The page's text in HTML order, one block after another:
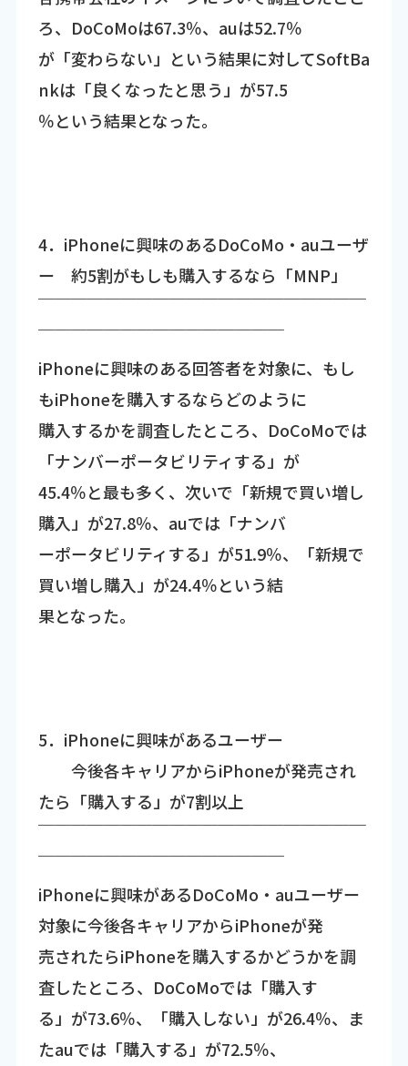
ろ、DoCoMoは67.3％、auは52.7％
が「変わらない」という結果に対してSoftBa
nkは「良くなったと思う」が57.5
％という結果となった。
4．iPhoneに興味のあるDoCoMo・auユーザ
ー 約5割がもしも購入するなら「MNP」
￣￣￣￣￣￣￣￣￣￣￣￣￣￣￣￣￣￣￣￣
￣￣￣￣￣￣￣￣￣￣￣￣￣￣￣
iPhoneに興味のある回答者を対象に、もし
もiPhoneを購入するならどのように
購入するかを調査したところ、DoCoMoでは
「ナンバーポータビリティする」が
45.4％と最も多く、次いで「新規で買い増し
購入」が27.8％、auでは「ナンバ
ーポータビリティする」が51.9％、「新規で
買い増し購入」が24.4％という結
果となった。
5．iPhoneに興味があるユーザー
今後各キャリアからiPhoneが発売され
たら「購入する」が7割以上
￣￣￣￣￣￣￣￣￣￣￣￣￣￣￣￣￣￣￣￣
￣￣￣￣￣￣￣￣￣￣￣￣￣￣￣
iPhoneに興味があるDoCoMo・auユーザー
対象に今後各キャリアからiPhoneが発
売されたらiPhoneを購入するかどうかを調
査したところ、DoCoMoでは「購入す
る」が73.6％、「購入しない」が26.4％、ま
たauでは「購入する」が72.5％、